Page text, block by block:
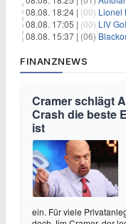
08.08. 18:24 | (00) Lionel
08.08. 17:05 | (00) LIV Golf
08.08. 15:37 | (06)
FINANZNEWS
Cramer schlägt
Crash die beste
ist
ein. Für viele